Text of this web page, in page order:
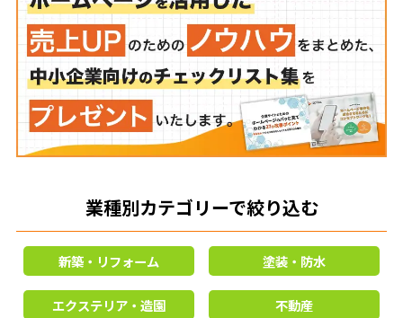
業種別カテゴリーで絞り込む
新築・リフォーム 塗装・防水
エクステリア・造園 不動産